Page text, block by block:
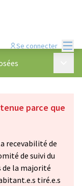
Se connecter
parce que
recevabilité de
de suivi du
de la majorité
tiré.e.s